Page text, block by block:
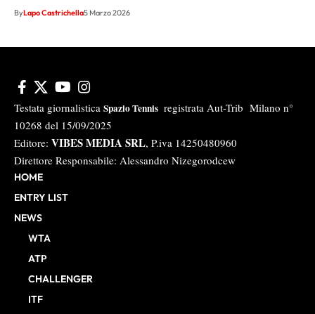
ByLapo Castrichella5 Marzo 2026
Testata giornalistica Spazio Tennis registrata Aut-Trib Milano n°
10268 del 15/09/2025
Editore: VIBES MEDIA SRL, P.iva 14250480960
Direttore Responsabile: Alessandro Nizegorodcew
HOME
ENTRY LIST
NEWS
WTA
ATP
CHALLENGER
ITF